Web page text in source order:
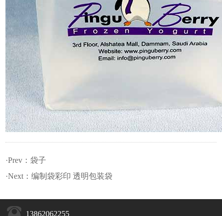
·Prev：袋子
·Next：编制袋彩印 透明包装袋
13862062255